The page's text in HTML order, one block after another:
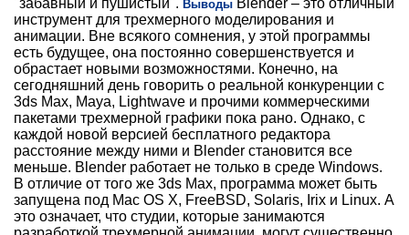
Выводы
инструмент для трехмерного моделирования и
анимации. Вне всякого сомнения, у этой программы
есть будущее, она постоянно совершенствуется и
обрастает новыми возможностями. Конечно, на
сегодняшний день говорить о реальной конкуренции с
3ds Max, Maya, Lightwave и прочими коммерческими
пакетами трехмерной графики пока рано. Однако, с
каждой новой версией бесплатного редактора
расстояние между ними и Blender становится все
меньше. Blender работает не только в среде Windows.
В отличие от того же 3ds Max, программа может быть
запущена под Mac OS X, FreeBSD, Solaris, Irix и Linux. А
это означает, что студии, которые занимаются